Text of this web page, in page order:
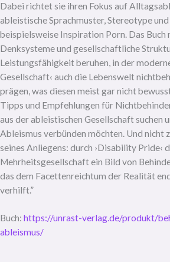
Dabei richtet sie ihren Fokus auf
ableistische Sprachmuster, Stereotype
beispielsweise Inspiration Porn. Das Buch
Denksysteme und gesellschaftliche
Leistungsfähigkeit beruhen, in der
Gesellschaft‹ auch die Lebenswelt
prägen, was diesen meist gar nicht
Tipps und Empfehlungen für
aus der ableistischen Gesellschaft suchen
Ableismus verbünden möchten. Und nicht
seines Anliegens: durch ›Disability Pride‹
Mehrheitsgesellschaft ein Bild von
das dem Facettenreichtum der Realität
verhilft.”
Buch: https://unrast-verlag.de/produkt/
ableismus/